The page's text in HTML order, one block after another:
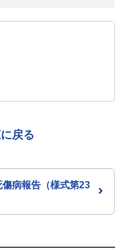
戻る
傷病報告（様式第23